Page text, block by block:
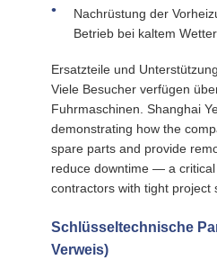
Nachrüstung der
Betrieb bei kaltem Wetter
Ersatzteile und Unterstützung
Viele Besucher verfügen
Fuhrmaschinen. Shanghai
demonstrating how the
spare parts and provide
reduce downtime — a
contractors with tight project
Schlüsseltechnische
Verweis)